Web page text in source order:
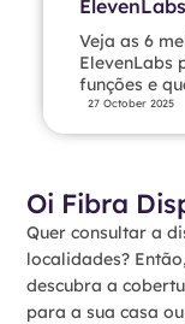
Veja as 6
ElevenLabs
funções e
27 October 2025
Oi Fibra
Quer consultar a
localidades?
descubra a
para a sua casa